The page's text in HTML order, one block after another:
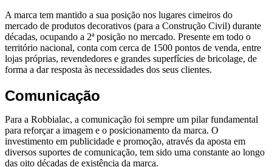
A marca tem mantido a sua posição nos lugares cimeiros do
mercado de produtos decorativos (para a Construção Civil) durante
décadas, ocupando a 2ª posição no mercado. Presente em todo o
território nacional, conta com cerca de 1500 pontos de venda, entre
lojas próprias, revendedores e grandes superfícies de bricolage, de
forma a dar resposta às necessidades dos seus clientes.
Comunicação
Para a Robbialac, a comunicação foi sempre um pilar fundamental
para reforçar a imagem e o posicionamento da marca. O
investimento em publicidade e promoção, através da aposta em
diversos suportes de comunicação, tem sido uma constante ao longo
das oito décadas de existência da marca.